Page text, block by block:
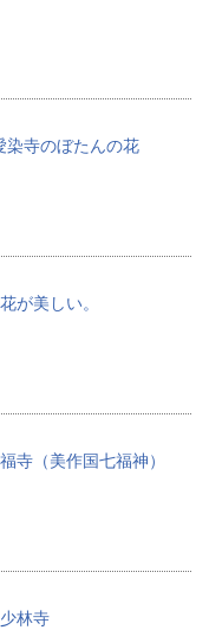
寺のぼたんの花
が美しい。
（美作国七福神）
林寺